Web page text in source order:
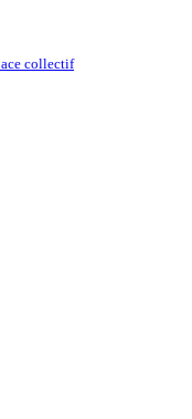
collectif